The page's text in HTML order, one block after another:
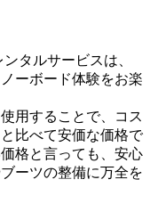
タルサービスは、
ーボード体験をお楽
用することで、コス
比べて安価な価格で
格と言っても、安心
ーツの整備に万全を